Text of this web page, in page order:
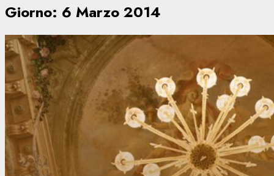
Giorno: 6 Marzo 2014